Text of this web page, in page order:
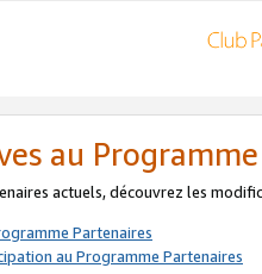
au
actuels, découvrez les
Partenaires
au Programme Partenaires